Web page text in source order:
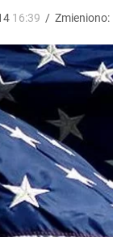
zlekceważyć.
16:39 / Zmieniono: